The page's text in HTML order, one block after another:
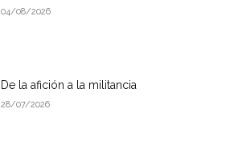
04/08/2026
De la afición a la militancia
28/07/2026